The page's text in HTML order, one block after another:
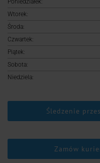
Poniedziałek:
Wtorek:
Środa:
Czwartek:
Piątek:
Sobota:
Niedziela:
Śledzenie
Zamów